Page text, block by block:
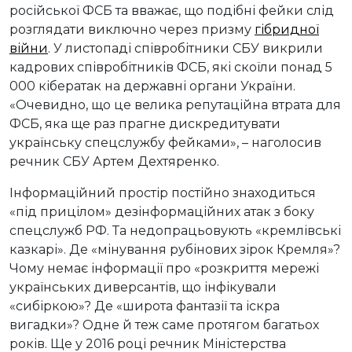
російської ФСБ та вважає, що подібні фейки слід
розглядати виключно через призму гібридної
війни. У листопаді співробітники СБУ викрили
кадрових співробітників ФСБ, які скоїли понад 5
000 кібератак на державні органи України.
«Очевидно, що це велика репутаційна втрата для
ФСБ, яка ще раз прагне дискредитувати
українську спецслужбу фейками», – наголосив
речник СБУ Артем Дехтяренко.
Інформаційний простір постійно знаходиться
«під прицілом» дезінформаційних атак з боку
спецслужб РФ. Та недопрацьовують «кремлівські
казкарі». Де «мінування рубінових зірок Кремля»?
Чому немає інформації про «розкриття мережі
українських диверсантів, що інфікували
«сибіркою»? Де «широта фантазії та іскра
вигадки»? Одне й теж саме протягом багатьох
років. Ще у 2016 році речник Міністерства